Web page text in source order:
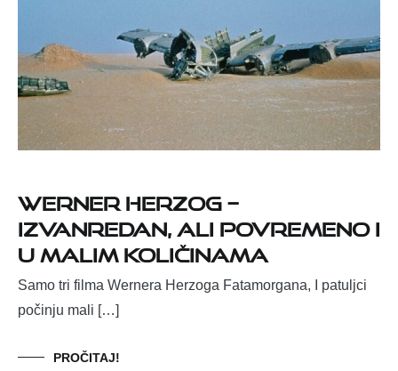
WERNER HERZOG –
IZVANREDAN, ALI POVREMENO I
U MALIM KOLIČINAMA
Samo tri filma Wernera Herzoga Fatamorgana, I patuljci
počinju mali […]
PROČITAJ!